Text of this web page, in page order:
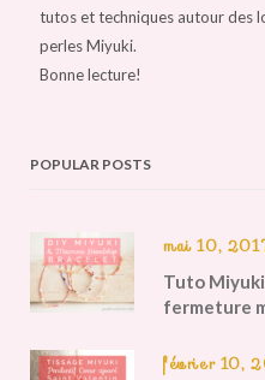
tutos et techniques autour des
perles Miyuki.
Bonne lecture!
POPULAR POSTS
mai 10,
Tuto
fermeture
février 10,